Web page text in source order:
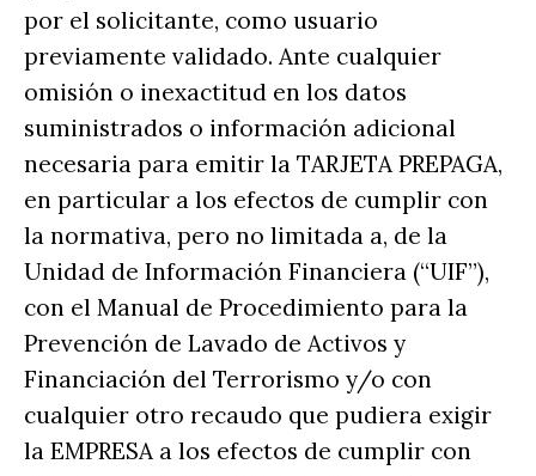
por el solicitante, como usuario
previamente validado. Ante cualquier
omisión o inexactitud en los datos
suministrados o información adicional
necesaria para emitir la TARJETA PREPAGA,
en particular a los efectos de cumplir con
la normativa, pero no limitada a, de la
Unidad de Información Financiera (“UIF”),
con el Manual de Procedimiento para la
Prevención de Lavado de Activos y
Financiación del Terrorismo y/o con
cualquier otro recaudo que pudiera exigir
la EMPRESA a los efectos de cumplir con